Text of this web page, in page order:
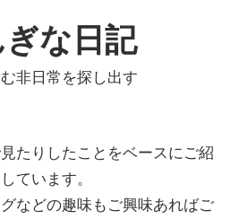
な日記
非日常を探し出す
たりしたことをベースにご紹
ています。
などの趣味もご興味あればご